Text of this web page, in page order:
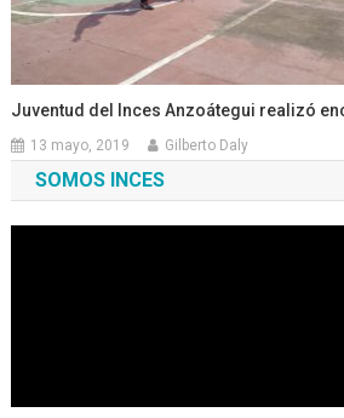
Juventud del Inces Anzoátegui realizó
13 mayo, 2019 Gilberto Daly
SOMOS INCES